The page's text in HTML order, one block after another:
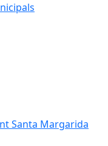
Santa Margarida